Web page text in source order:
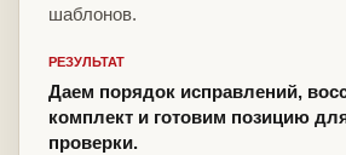
шаблонов.
РЕЗУЛЬТАТ
Даем порядок исправлений,
комплект и готовим позицию
проверки.